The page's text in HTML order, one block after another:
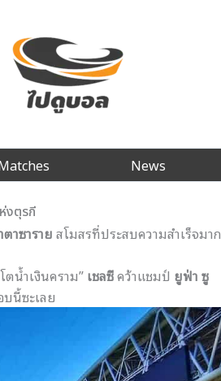
News
งตุรกี
ตาซารายสโมสรที่ประสบความสำเร็จมาก
ตน้ำเงินคราม”เชลซีคว้าแชมป์ ยูฟ่า ซู
บนี้ซะเลย